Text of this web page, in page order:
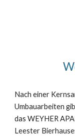
Nach einer
Umbauarbeiten
das WEYHER
Leester